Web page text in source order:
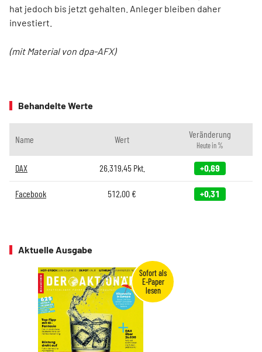
hat jedoch bis jetzt gehalten. Anleger bleiben daher
investiert.
(mit Material von dpa-AFX)
Behandelte Werte
Name Wert Veränderung
Heute in %
DAX 26.319,45Pkt. +0,69
Facebook 512,00 € +0,31
Aktuelle Ausgabe